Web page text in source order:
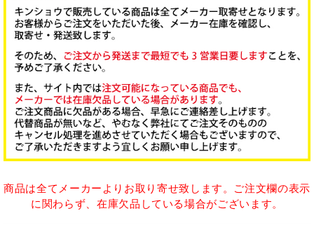
商品は全てメーカーよりお取り寄せ致します。ご注文欄の表示
に関わらず、在庫欠品している場合がございます。